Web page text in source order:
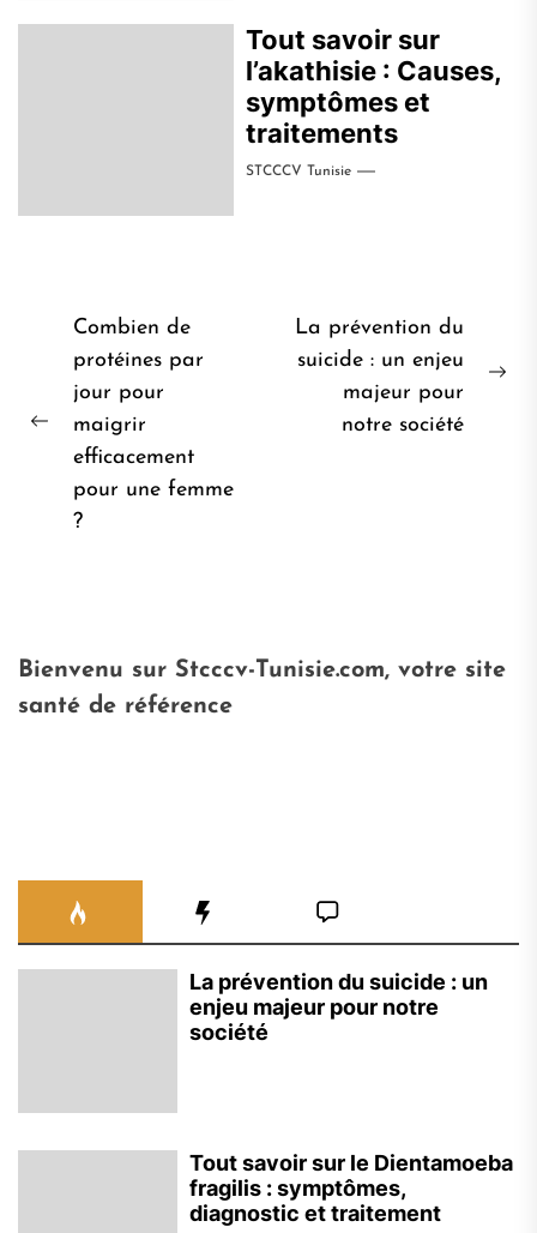
Tout savoir sur
l’akathisie : Causes,
symptômes et
traitements
STCCCV Tunisie
Navigation
l’article
précédent:
Combien de
protéines par
jour pour
maigrir
efficacement
pour une femme
?
La prévention du
suicide : un enjeu
majeur pour
notre société
Bienvenu sur Stcccv-Tunisie.com, votre site
santé de référence
La prévention du suicide : un
enjeu majeur pour notre
société
Tout savoir sur le Dientamoeba
fragilis : symptômes,
diagnostic et traitement